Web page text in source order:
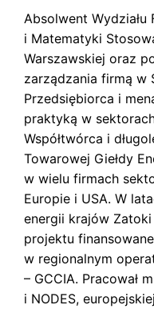
e
l
s
k
i
Absolwent Wydziału
i Matematyki
Warszawskiej oraz
zarządzania firmą w
Przedsiębiorca i
praktyką w
Współtwórca i
Towarowej Giełdy
w wielu firmach
Europie i USA. W
energii krajów
projektu
w regionalnym
– GCCIA. Pracował
i NODES,